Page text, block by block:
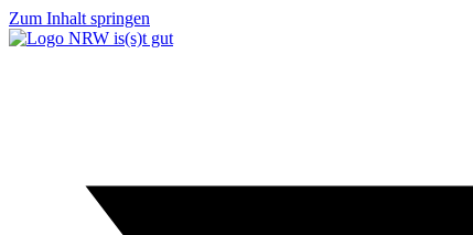
Zum Inhalt springen